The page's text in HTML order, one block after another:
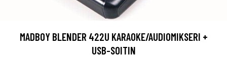
MADBOY BLENDER 422U KARAOKE/AUDIOMIKSERI +
USB-SOITIN